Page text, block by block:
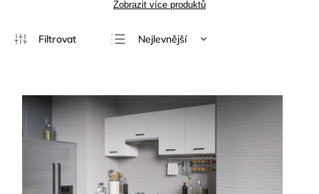
Zobrazit více produktů
Nejlevnější
Nejprodávanější